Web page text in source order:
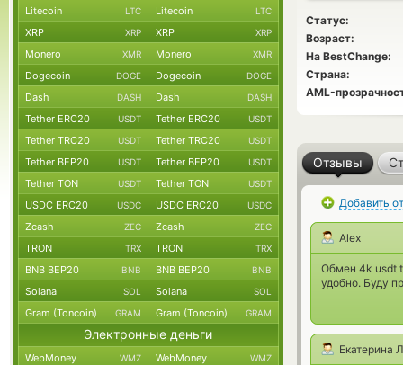
Статус:
Возраст:
На BestChange:
Страна:
AML-
Отзывы
Добавить
Alex
Обмен 4k usdt
удобно. Буду
Екатерина
Litecoin LTC Litecoin LTC
XRP XRP XRP XRP
Monero XMR Monero XMR
Dogecoin DOGE Dogecoin DOGE
Dash DASH Dash DASH
Tether ERC20 USDT Tether ERC20 USDT
Tether TRC20 USDT Tether TRC20 USDT
Tether BEP20 USDT Tether BEP20 USDT
Tether TON USDT Tether TON USDT
USDC ERC20 USDC USDC ERC20 USDC
Zcash ZEC Zcash ZEC
TRON TRX TRON TRX
BNB BEP20 BNB BNB BEP20 BNB
Solana SOL Solana SOL
Gram (Toncoin) GRAM Gram (Toncoin) GRAM
Электронные деньги
WebMoney WMZ WebMoney WMZ